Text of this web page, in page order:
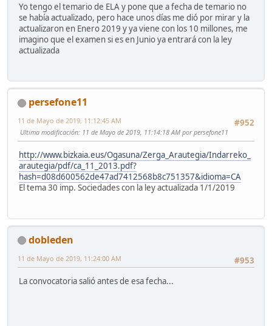
Yo tengo el temario de ELA y pone que a fecha de temario no
se había actualizado, pero hace unos días me dió por mirar y la
actualizaron en Enero 2019 y ya viene con los 10 millones, me
imagino que el examen si es en Junio ya entrará con la ley
actualizada
persefone11
#952
11 de Mayo de 2019, 11:12:45 AM
Ultima modificación: 11 de Mayo de 2019, 11:14:18 AM por persefone11
http://www.bizkaia.eus/Ogasuna/Zerga_Arautegia/Indarreko_
arautegia/pdf/ca_11_2013.pdf?
hash=d08d600562de47ad7412568b8c751357&idioma=CA
El tema 30 imp. Sociedades con la ley actualizada 1/1/2019
dobleden
#953
11 de Mayo de 2019, 11:24:00 AM
La convocatoria salió antes de esa fecha...